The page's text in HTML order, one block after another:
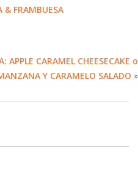
& FRAMBUESA
CARAMEL CHEESECAKE o
Y CARAMELO SALADO »